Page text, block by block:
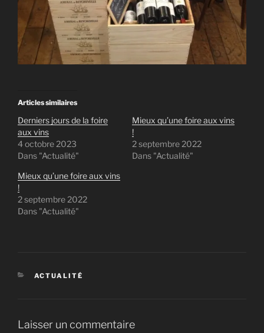
Articles similaires
Derniers jours de la foire
aux vins
4 octobre 2023
Dans "Actualité"
Mieux qu’une foire aux vins
!
2 septembre 2022
Dans "Actualité"
Mieux qu’une foire aux vins
!
2 septembre 2022
Dans "Actualité"
CATÉGORIES
ACTUALITÉ
Laisser un commentaire